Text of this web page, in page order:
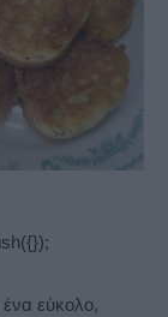
ένα εύκολο,